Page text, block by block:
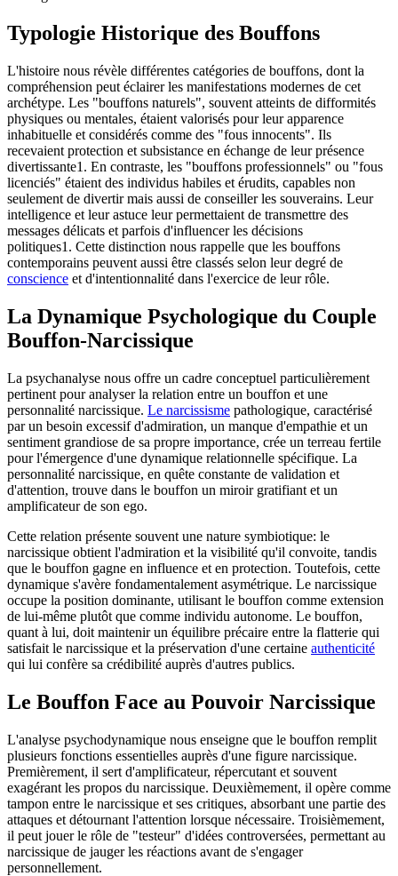
Typologie Historique des Bouffons
L'histoire nous révèle différentes catégories de bouffons, dont la
compréhension peut éclairer les manifestations modernes de cet
archétype. Les "bouffons naturels", souvent atteints de difformités
physiques ou mentales, étaient valorisés pour leur apparence
inhabituelle et considérés comme des "fous innocents". Ils
recevaient protection et subsistance en échange de leur présence
divertissante1. En contraste, les "bouffons professionnels" ou "fous
licenciés" étaient des individus habiles et érudits, capables non
seulement de divertir mais aussi de conseiller les souverains. Leur
intelligence et leur astuce leur permettaient de transmettre des
messages délicats et parfois d'influencer les décisions
politiques1. Cette distinction nous rappelle que les bouffons
contemporains peuvent aussi être classés selon leur degré de
conscience et d'intentionnalité dans l'exercice de leur rôle.
La Dynamique Psychologique du Couple
Bouffon-Narcissique
La psychanalyse nous offre un cadre conceptuel particulièrement
pertinent pour analyser la relation entre un bouffon et une
personnalité narcissique. Le narcissisme pathologique, caractérisé
par un besoin excessif d'admiration, un manque d'empathie et un
sentiment grandiose de sa propre importance, crée un terreau fertile
pour l'émergence d'une dynamique relationnelle spécifique. La
personnalité narcissique, en quête constante de validation et
d'attention, trouve dans le bouffon un miroir gratifiant et un
amplificateur de son ego.
Cette relation présente souvent une nature symbiotique: le
narcissique obtient l'admiration et la visibilité qu'il convoite, tandis
que le bouffon gagne en influence et en protection. Toutefois, cette
dynamique s'avère fondamentalement asymétrique. Le narcissique
occupe la position dominante, utilisant le bouffon comme extension
de lui-même plutôt que comme individu autonome. Le bouffon,
quant à lui, doit maintenir un équilibre précaire entre la flatterie qui
satisfait le narcissique et la préservation d'une certaine authenticité
qui lui confère sa crédibilité auprès d'autres publics.
Le Bouffon Face au Pouvoir Narcissique
L'analyse psychodynamique nous enseigne que le bouffon remplit
plusieurs fonctions essentielles auprès d'une figure narcissique.
Premièrement, il sert d'amplificateur, répercutant et souvent
exagérant les propos du narcissique. Deuxièmement, il opère comme
tampon entre le narcissique et ses critiques, absorbant une partie des
attaques et détournant l'attention lorsque nécessaire. Troisièmement,
il peut jouer le rôle de "testeur" d'idées controversées, permettant au
narcissique de jauger les réactions avant de s'engager
personnellement.